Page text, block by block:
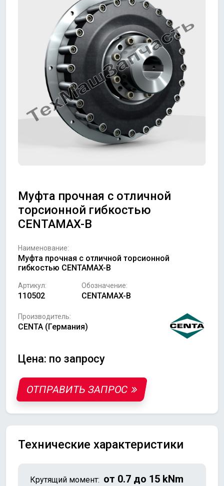
Муфта прочная с отличной
торсионной гибкостью
CENTAMAX-B
Наименование:
Муфта прочная с отличной торсионной
гибкостью CENTAMAX-B
Артикул:
110502
Обозначение:
CENTAMAX-B
Производитель:
CENTA (Германия)
Цена: по запросу
ОТПРАВИТЬ ЗАПРОС
Технические характеристики
Крутящий момент: от 0.7 до 15 kNm